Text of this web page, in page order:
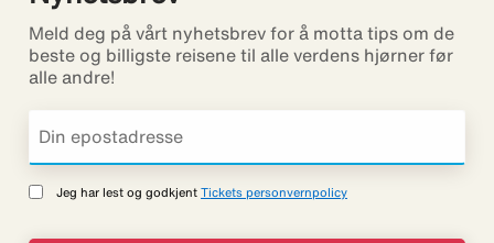
Meld deg på vårt nyhetsbrev for å motta tips om de
beste og billigste reisene til alle verdens hjørner før
alle andre!
Jeg har lest og godkjent Tickets personvernpolicy